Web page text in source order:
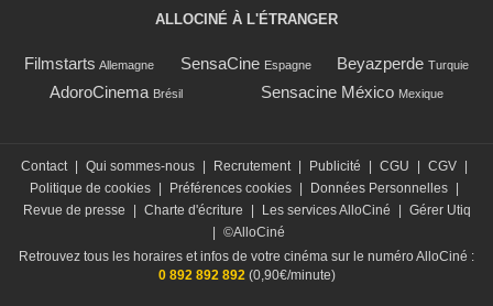
ALLOCINÉ À L'ÉTRANGER
Filmstarts Allemagne SensaCine Espagne Beyazperde Turquie
AdoroCinema Brésil Sensacine México Mexique
Contact Qui sommes-nous Recrutement Publicité CGU CGV
Politique de cookies
Préférences cookies Données Personnelles
Revue de presse
Charte d'écriture Les services AlloCiné
Gérer Utiq
©AlloCiné
Retrouvez tous les horaires et infos de votre cinéma sur le numéro AlloCiné :
0 892 892 892(0,90€/minute)